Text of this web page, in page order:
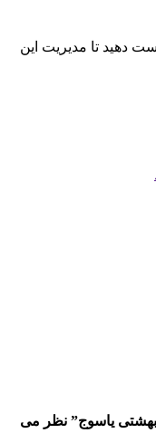
دهید تا مدیریت این
بهشتی یاسوج” نظر می